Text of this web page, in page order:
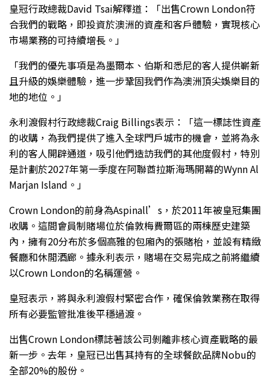
皇冠行政總裁David Tsai解釋道：「出售Crown London符
合我們的戰略，即投資於澳洲的資產和客戶體驗，實現核心
市場業務的可持續增長。」
「我們的優先事項是為墨爾本、伯斯和悉尼的客人提供嶄新
且升級的娛樂體驗，進一步鞏固我們作為澳洲頂尖娛樂目的
地的地位。」
永利渡假村行政總裁Craig Billings表示：「這一標誌性資產
的收購，為我們提供了進入全球門戶城市的機會，並將為永
利的客人開辟通道，吸引他們造訪我們的其他度假村，特別
是計劃於2027年第一季度在阿聯酋拉斯海瑪開幕的Wynn Al
Marjan Island。」
Crown London的前身為Aspinall’s，於2011年被皇冠集團
收購。這間會員制賭場位於倫敦梅費爾區的兩棟歷史建築
內，擁有20分布於多個高雅的包廂內的張賭枱，並設有精緻
餐廳和休閒酒廊。據永利表示，賭場在交易完成之前將繼續
以Crown London的名稱運營。
皇冠表示，將與永利渡假村緊密合作，確保倫敦業務在取得
所有必要監管批准後平穩過渡。
出售Crown London標誌著該公司剝離非核心資產戰略的最
新一步。去年，皇冠已出售其持有的全球餐飲品牌Nobu的
全部20%的股份。